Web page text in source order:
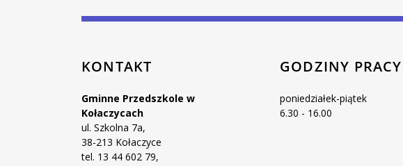
KONTAKT
Gminne Przedszkole w
Kołaczycach
ul. Szkolna 7a,
38-213 Kołaczyce
tel. 13 44 602 79,
GODZINY PRACY
poniedziałek-piątek
6.30 - 16.00